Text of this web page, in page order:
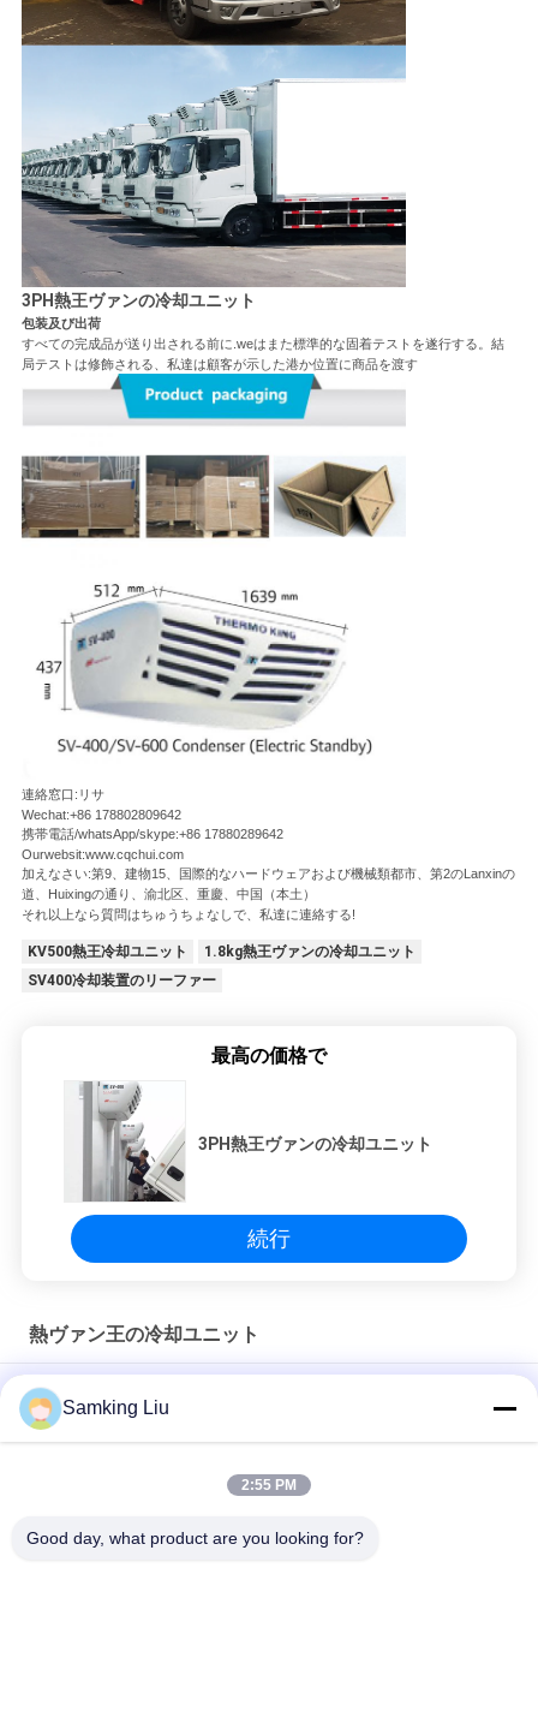
3PH熱王ヴァンの冷却ユニット
包装及び出荷
すべての完成品が送り出される前に.weはまた標準的な固着テストを遂行する。結
局テストは修飾される、私達は顧客が示した港か位置に商品を渡す
連絡窓口:リサ
Wechat:+86 178802809642
携帯電話/whatsApp/skype:+86 17880289642
Ourwebsit:www.cqchui.com
加えなさい:第9、建物15、国際的なハードウェアおよび機械類都市、第2のLanxinの
道、Huixingの通り、渝北区、重慶、中国（本土）
それ以上なら質問はちゅうちょなしで、私達に連絡する!
KV500熱王冷却ユニット
1.8kg熱王ヴァンの冷却ユニット
SV400冷却装置のリーファー
最高の価格で
3PH熱王ヴァンの冷却ユニット
続行
熱ヴァン王の冷却ユニット
サーモ・キング 維持冷却 2500m3h トラック用冷蔵庫
THERMO KING 6気筒 1.2kg 小型バン冷凍ユニット トラックボデ
Samking Liu
2:55 PM
Good day, what product are you looking for?